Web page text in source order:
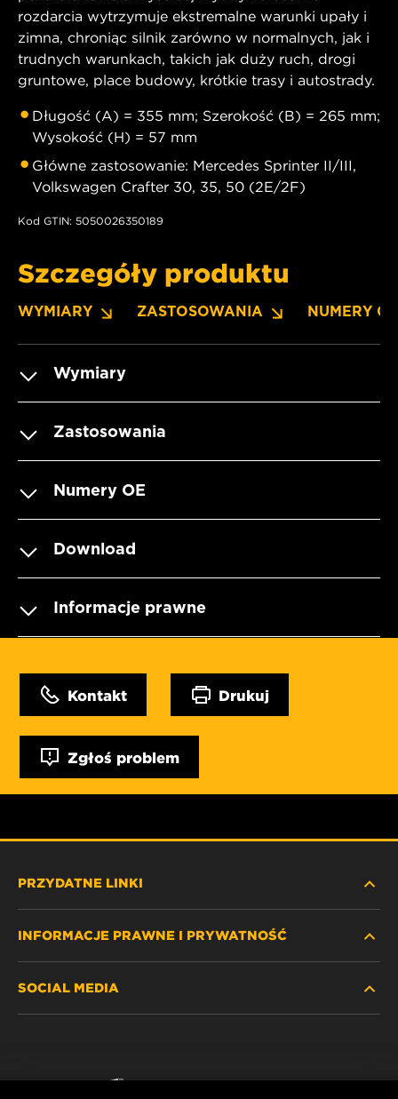
rozdarcia wytrzymuje ekstremalne warunki upały i
zimna, chroniąc silnik zarówno w normalnych, jak i
trudnych warunkach, takich jak duży ruch, drogi
gruntowe, place budowy, krótkie trasy i autostrady.
Długość (A) = 355 mm; Szerokość (B) = 265 mm;
Wysokość (H) = 57 mm
Główne zastosowanie: Mercedes Sprinter II/III,
Volkswagen Crafter 30, 35, 50 (2E/2F)
Kod GTIN: 5050026350189
Szczegóły produktu
WYMIARY ZASTOSOWANIA NUMERY OE
Wymiary
Zastosowania
Numery OE
Download
Informacje prawne
Kontakt Drukuj
Zgłoś problem
PRZYDATNE LINKI
GDZIE KUPIĆ
INFORMACJE PRAWNE I PRYWATNOŚĆ
SOCIAL MEDIA